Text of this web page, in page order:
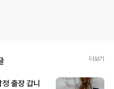
더보기
출장 갑니